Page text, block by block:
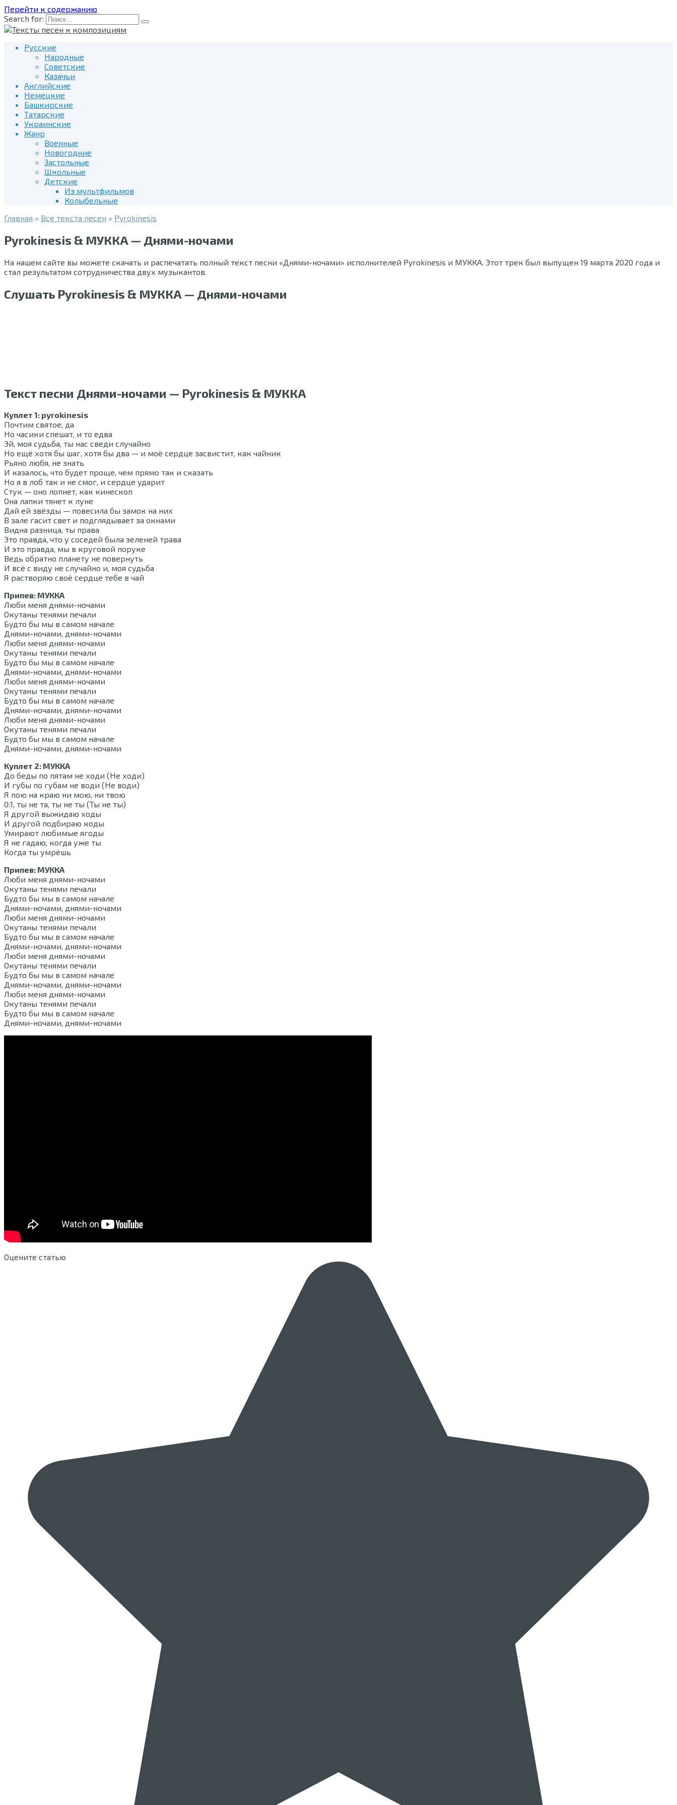
Перейти к содержанию
Search for:
Русские
Народные
Советские
Казачьи
Английские
Немецкие
Башкирские
Татарские
Украинские
Жанр
Военные
Новогодние
Застольные
Школьные
Детские
Из мультфильмов
Колыбельные
Главная » Все текста песен » Pyrokinesis
Pyrokinesis & МУККА — Днями-ночами
На нашем сайте вы можете скачать и распечатать полный текст песни «Днями-ночами» исполнителей Pyrokinesis и МУККА. Этот трек был выпущен 19 марта 2020 года и
стал результатом сотрудничества двух музыкантов.
Слушать Pyrokinesis & МУККА — Днями-ночами
Текст песни Днями-ночами — Pyrokinesis & МУККА
Куплет 1: pyrokinesis
Почтим святое, да
Но часики спешат, и то едва
Эй, моя судьба, ты нас сведи случайно
Но ещё хотя бы шаг, хотя бы два — и моё сердце засвистит, как чайник
Рьяно любя, не знать
И казалось, что будет проще, чем прямо так и сказать
Но я в лоб так и не смог, и сердце ударит
Стук — оно лопнет, как кинескоп
Она лапки тянет к луне
Дай ей звёзды — повесила бы замок на них
В зале гасит свет и подглядывает за окнами
Видна разница, ты права
Это правда, что у соседей была зеленей трава
И это правда, мы в круговой поруке
Ведь обратно планету не повернуть
И всё с виду не случайно и, моя судьба
Я растворяю своё сердце тебе в чай
Припев: МУККА
Люби меня днями-ночами
Окутаны тенями печали
Будто бы мы в самом начале
Днями-ночами, днями-ночами
Люби меня днями-ночами
Окутаны тенями печали
Будто бы мы в самом начале
Днями-ночами, днями-ночами
Люби меня днями-ночами
Окутаны тенями печали
Будто бы мы в самом начале
Днями-ночами, днями-ночами
Люби меня днями-ночами
Окутаны тенями печали
Будто бы мы в самом начале
Днями-ночами, днями-ночами
Куплет 2: МУККА
До беды по пятам не ходи (Не ходи)
И губы по губам не води (Не води)
Я пою на краю ни мою, ни твою
0:1, ты не та, ты не ты (Ты не ты)
Я другой выжидаю ходы
И другой подбираю коды
Умирают любимые ягоды
Я не гадаю, когда уже ты
Когда ты умрёшь
Припев: МУККА
Люби меня днями-ночами
Окутаны тенями печали
Будто бы мы в самом начале
Днями-ночами, днями-ночами
Люби меня днями-ночами
Окутаны тенями печали
Будто бы мы в самом начале
Днями-ночами, днями-ночами
Люби меня днями-ночами
Окутаны тенями печали
Будто бы мы в самом начале
Днями-ночами, днями-ночами
Люби меня днями-ночами
Окутаны тенями печали
Будто бы мы в самом начале
Днями-ночами, днями-ночами
Оцените статью